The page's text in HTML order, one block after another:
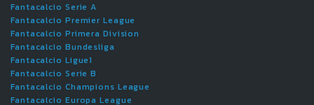
Fantacalcio Serie A
Fantacalcio Premier League
Fantacalcio Primera Division
Fantacalcio Bundesliga
Fantacalcio Ligue1
Fantacalcio Serie B
Fantacalcio Champions League
Fantacalcio Europa League